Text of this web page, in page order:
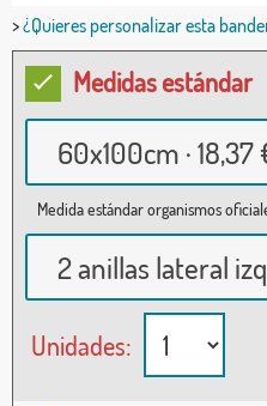
>¿Quieres personalizar esta
Medidas estándar
60x100cm · 18,37
Medida estándar organismos
2 anillas lateral
Unidades: